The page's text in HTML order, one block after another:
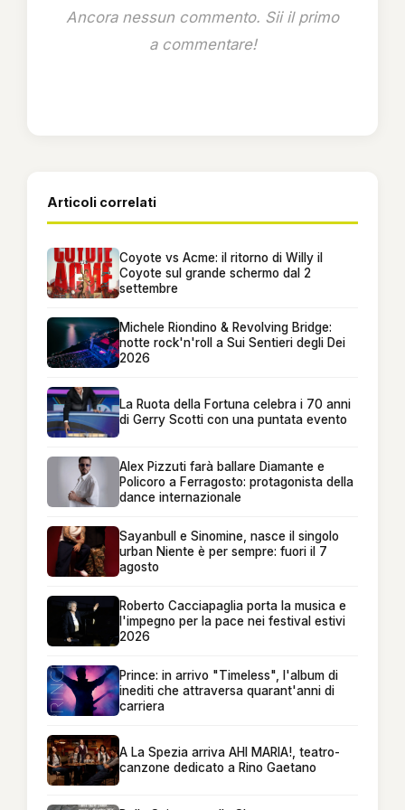
Ancora nessun commento. Sii il primo
a commentare!
Articoli correlati
Coyote vs Acme: il ritorno di Willy il
Coyote sul grande schermo dal 2
settembre
Michele Riondino & Revolving Bridge:
notte rock'n'roll a Sui Sentieri degli Dei
2026
La Ruota della Fortuna celebra i 70 anni
di Gerry Scotti con una puntata evento
Alex Pizzuti farà ballare Diamante e
Policoro a Ferragosto: protagonista della
dance internazionale
Sayanbull e Sinomine, nasce il singolo
urban Niente è per sempre: fuori il 7
agosto
Roberto Cacciapaglia porta la musica e
l'impegno per la pace nei festival estivi
2026
Prince: in arrivo "Timeless", l'album di
inediti che attraversa quarant'anni di
carriera
A La Spezia arriva AHI MARIA!, teatro-
canzone dedicato a Rino Gaetano